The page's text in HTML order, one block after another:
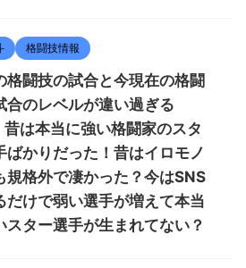
格闘技情報
格闘技の試合と今現在の格闘
合のレベルが違い過ぎる
は本当に強い格闘家のスタ
ばかりだった！昔はイロモノ
規格外で凄かった？今はSNS
だけで弱い選手が増えて本当
スター選手が生まれてない？